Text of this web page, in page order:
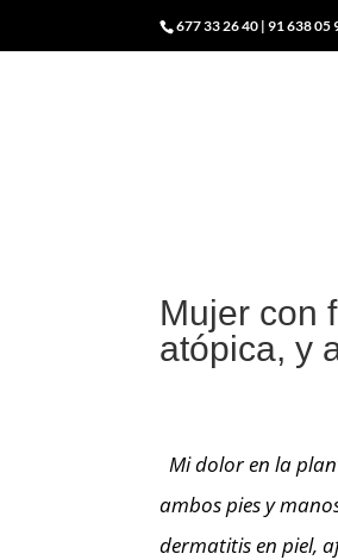
677 33 26 40 |91 638 05
Mujer con
atópica, y
Mi dolor en la
ambos pies y
dermatitis en piel,